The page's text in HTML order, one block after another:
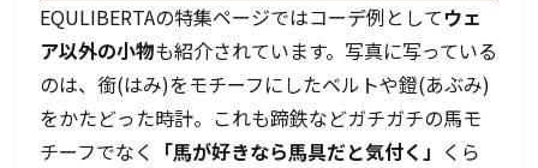
EQULIBERTAの特集ページではコーデ例としてウェ
ア以外の小物も紹介されています。写真に写っている
のは、銜(はみ)をモチーフにしたベルトや鐙(あぶみ)
をかたどった時計。これも蹄鉄などガチガチの馬モ
チーフでなく 「馬が好きなら馬具だと気付く」 くら